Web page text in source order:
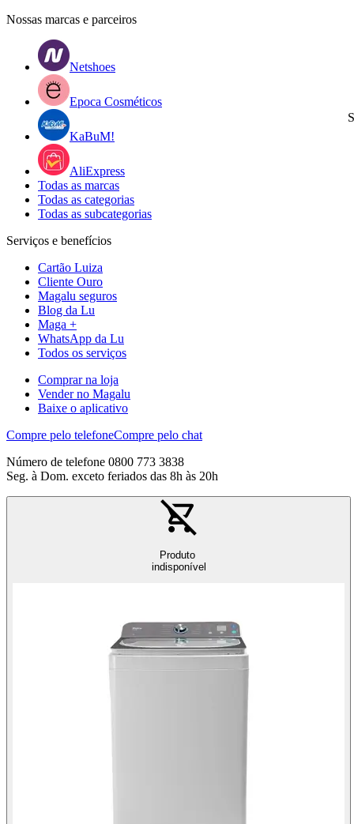
Nossas marcas e parceiros
Netshoes
Epoca Cosméticos
KaBuM!
AliExpress
Todas as marcas
Todas as categorias
Todas as subcategorias
Serviços e benefícios
Cartão Luiza
Cliente Ouro
Magalu seguros
Blog da Lu
Maga +
WhatsApp da Lu
Todos os serviços
Comprar na loja
Vender no Magalu
Baixe o aplicativo
Compre pelo telefoneCompre pelo chat
Número de telefone 0800 773 3838
Seg. à Dom. exceto feriados das 8h às 20h
Produto
indisponível